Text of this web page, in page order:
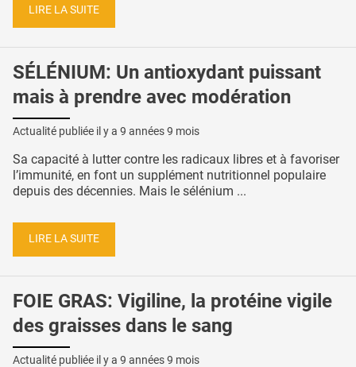
LIRE LA SUITE
SÉLÉNIUM: Un antioxydant puissant
mais à prendre avec modération
Actualité publiée il y a 9 années 9 mois
Sa capacité à lutter contre les radicaux libres et à favoriser
l’immunité, en font un supplément nutritionnel populaire
depuis des décennies. Mais le sélénium ...
LIRE LA SUITE
FOIE GRAS: Vigiline, la protéine vigile
des graisses dans le sang
Actualité publiée il y a 9 années 9 mois